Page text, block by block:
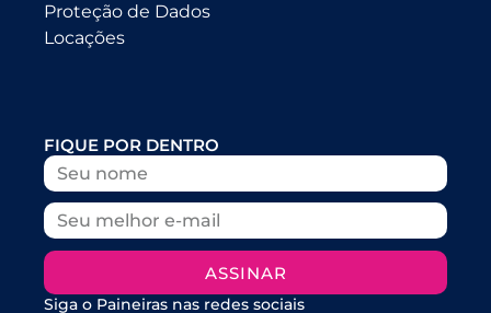
Proteção de Dados
Locações
FIQUE POR DENTRO
ASSINAR
Siga o Paineiras nas redes sociais